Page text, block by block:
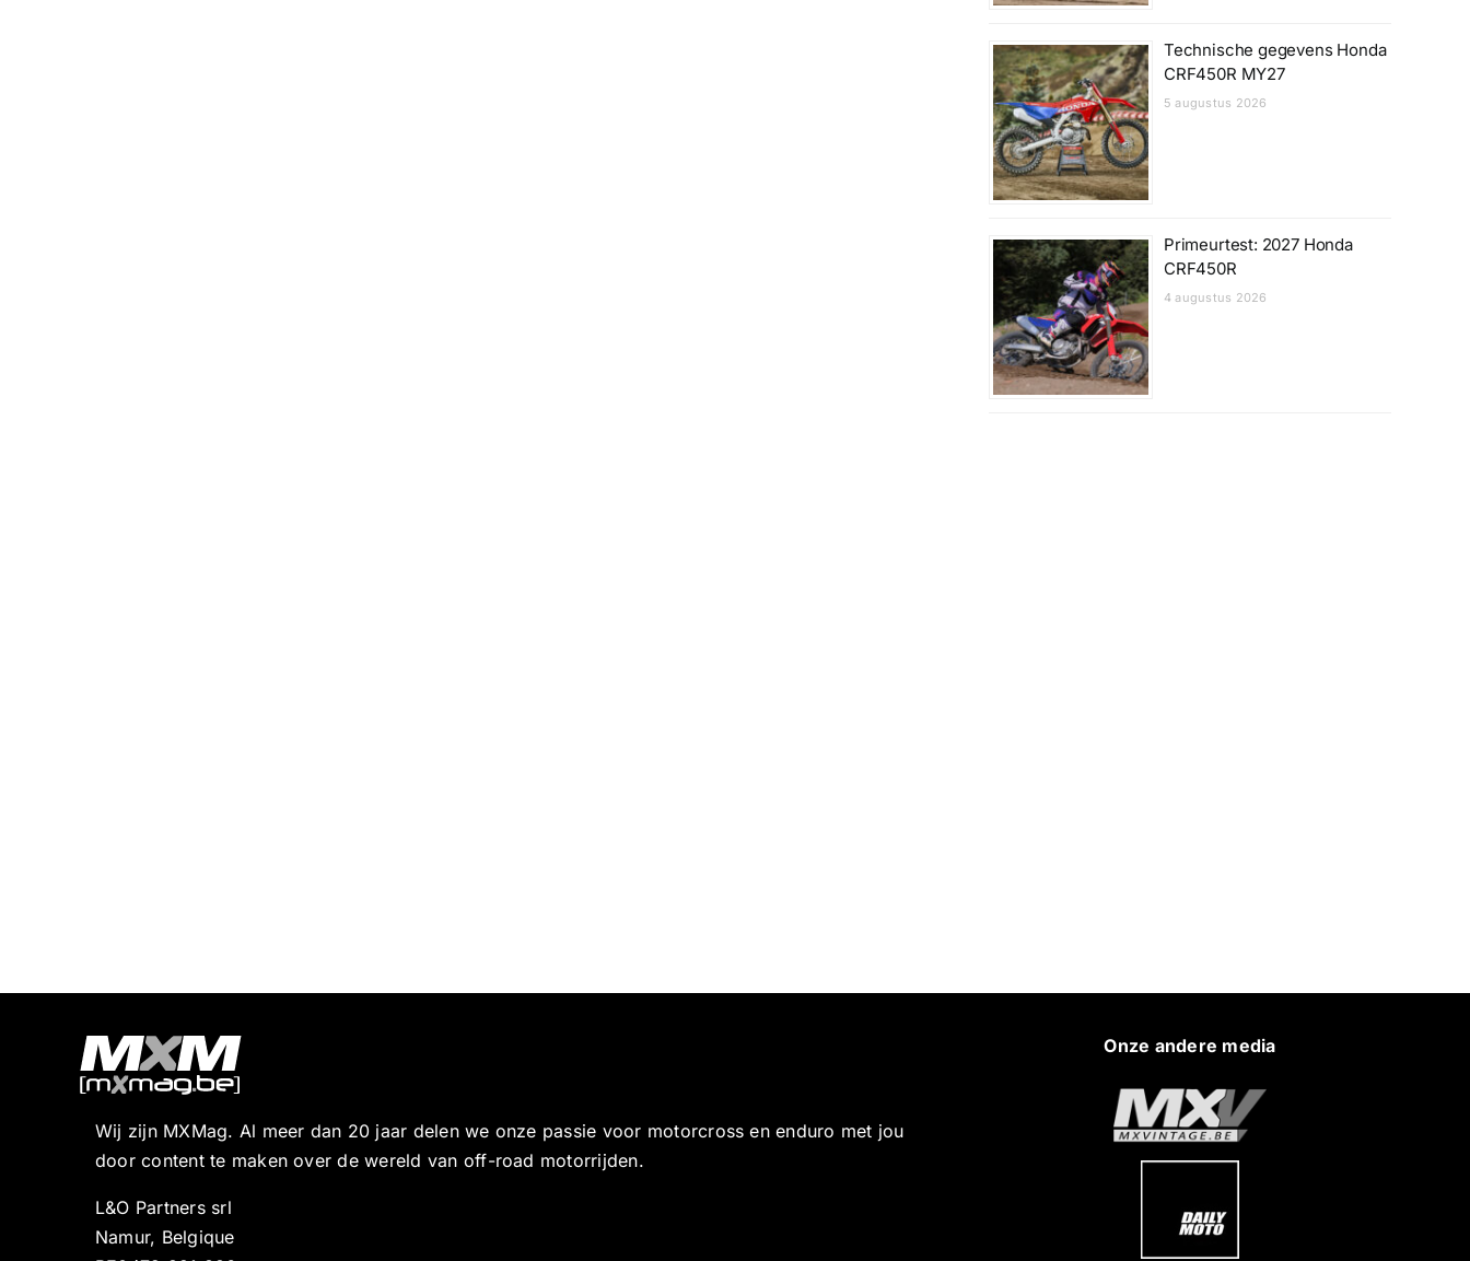
Technische gegevens Honda
CRF450R MY27
5 augustus 2026
Primeurtest: 2027 Honda
CRF450R
4 augustus 2026
Wij zijn MXMag. Al meer dan 20 jaar delen we onze passie voor motorcross en enduro met jou
door content te maken over de wereld van off-road motorrijden.
L&O Partners srl
Namur, Belgique
Onze andere media